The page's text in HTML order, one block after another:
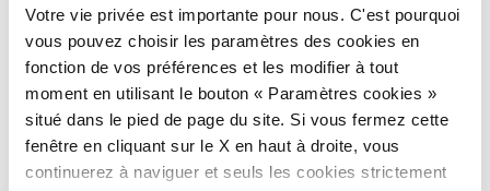
Votre vie privée est importante pour nous. C'est pourquoi
vous pouvez choisir les paramètres des cookies en
fonction de vos préférences et les modifier à tout
moment en utilisant le bouton « Paramètres cookies »
situé dans le pied de page du site. Si vous fermez cette
fenêtre en cliquant sur le X en haut à droite, vous
continuerez à naviguer et seuls les cookies strictement
Murale di Keith Haring
map Voir sur la carte